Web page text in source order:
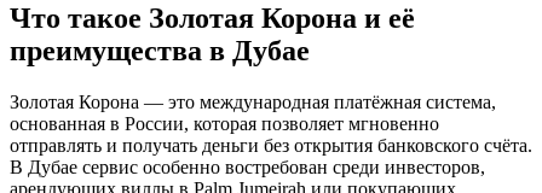
Что такое Золотая Корона и её
преимущества в Дубае
Золотая Корона — это международная платёжная система,
основанная в России, которая позволяет мгновенно
отправлять и получать деньги без открытия банковского счёта.
В Дубае сервис особенно востребован среди инвесторов,
арендующих виллы в Palm Jumeirah или покупающих